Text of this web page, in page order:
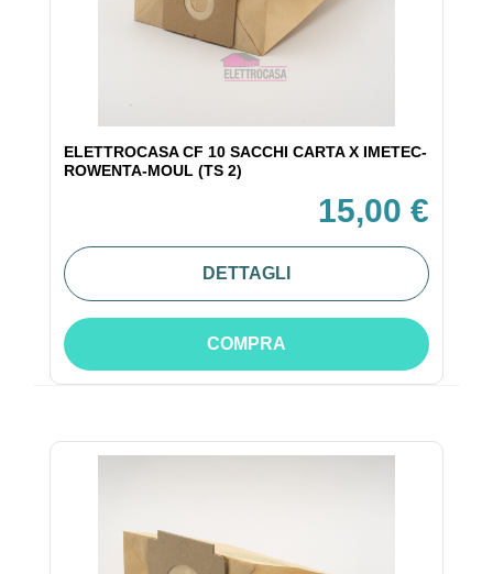
ELETTROCASA CF 10 SACCHI CARTA X IMETEC-
ROWENTA-MOUL (TS 2)
15,00 €
DETTAGLI
COMPRA